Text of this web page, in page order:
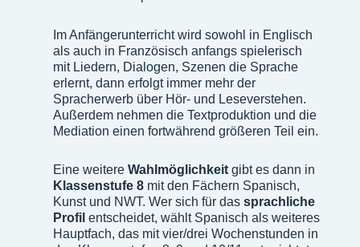
Im Anfängerunterricht wird sowohl in Englisch
als auch in Französisch anfangs spielerisch
mit Liedern, Dialogen, Szenen die Sprache
erlernt, dann erfolgt immer mehr der
Spracherwerb über Hör- und Leseverstehen.
Außerdem nehmen die Textproduktion und die
Mediation einen fortwährend größeren Teil ein.
Eine weitere Wahlmöglichkeitgibt es dann in
Klassenstufe 8mit den Fächern Spanisch,
Kunst und NWT. Wer sich für das sprachliche
Profil entscheidet, wählt Spanisch als weiteres
Hauptfach, das mit vier/drei Wochenstunden in